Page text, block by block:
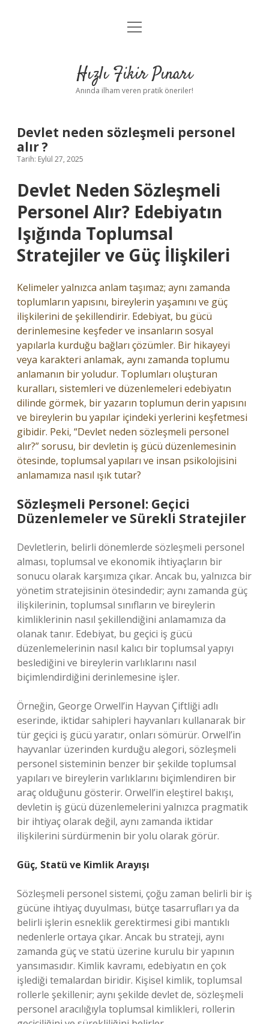
Anasayfa
Yasal Uyarı
menüyü
Hızlı Fikir Pınarı
Anında ilham veren pratik öneriler!
Devlet neden sözleşmeli personel
alır ?
Tarih: Eylül 27, 2025
Devlet Neden Sözleşmeli
Personel Alır? Edebiyatın
Işığında Toplumsal
Stratejiler ve Güç İlişkileri
Kelimeler yalnızca anlam taşımaz; aynı zamanda
toplumların yapısını, bireylerin yaşamını ve güç
ilişkilerini de şekillendirir. Edebiyat, bu gücü
derinlemesine keşfeder ve insanların sosyal
yapılarla kurduğu bağları çözümler. Bir hikayeyi
veya karakteri anlamak, aynı zamanda toplumu
anlamanın bir yoludur. Toplumları oluşturan
kuralları, sistemleri ve düzenlemeleri edebiyatın
dilinde görmek, bir yazarın toplumun derin yapısını
ve bireylerin bu yapılar içindeki yerlerini keşfetmesi
gibidir. Peki, “Devlet neden sözleşmeli personel
alır?” sorusu, bir devletin iş gücü düzenlemesinin
ötesinde, toplumsal yapıları ve insan psikolojisini
anlamamıza nasıl ışık tutar?
Sözleşmeli Personel: Geçici
Düzenlemeler ve Sürekli Stratejiler
Devletlerin, belirli dönemlerde sözleşmeli personel
alması, toplumsal ve ekonomik ihtiyaçların bir
sonucu olarak karşımıza çıkar. Ancak bu, yalnızca bir
yönetim stratejisinin ötesindedir; aynı zamanda güç
ilişkilerinin, toplumsal sınıfların ve bireylerin
kimliklerinin nasıl şekillendiğini anlamamıza da
olanak tanır. Edebiyat, bu geçici iş gücü
düzenlemelerinin nasıl kalıcı bir toplumsal yapıyı
beslediğini ve bireylerin varlıklarını nasıl
biçimlendirdiğini derinlemesine işler.
Örneğin, George Orwell’in Hayvan Çiftliği adlı
eserinde, iktidar sahipleri hayvanları kullanarak bir
tür geçici iş gücü yaratır, onları sömürür. Orwell’in
hayvanlar üzerinden kurduğu alegori, sözleşmeli
personel sisteminin benzer bir şekilde toplumsal
yapıları ve bireylerin varlıklarını biçimlendiren bir
araç olduğunu gösterir. Orwell’in eleştirel bakışı,
devletin iş gücü düzenlemelerini yalnızca pragmatik
bir ihtiyaç olarak değil, aynı zamanda iktidar
ilişkilerini sürdürmenin bir yolu olarak görür.
Güç, Statü ve Kimlik Arayışı
Sözleşmeli personel sistemi, çoğu zaman belirli bir iş
gücüne ihtiyaç duyulması, bütçe tasarrufları ya da
belirli işlerin esneklik gerektirmesi gibi mantıklı
nedenlerle ortaya çıkar. Ancak bu strateji, aynı
zamanda güç ve statü üzerine kurulu bir yapının
yansımasıdır. Kimlik kavramı, edebiyatın en çok
işlediği temalardan biridir. Kişisel kimlik, toplumsal
rollerle şekillenir; aynı şekilde devlet de, sözleşmeli
personel aracılığıyla toplumsal kimlikleri, rollerin